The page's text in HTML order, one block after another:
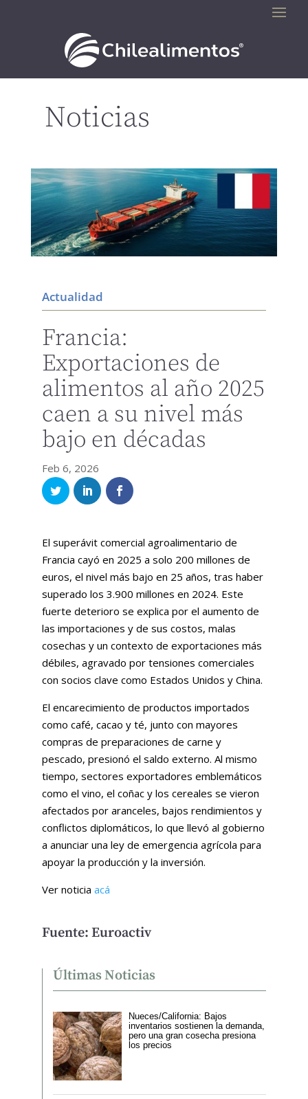
Noticias
Actualidad
Francia:
Exportaciones de
alimentos al año 2025
caen a su nivel más
bajo en décadas
Feb 6, 2026
El superávit comercial agroalimentario de
Francia cayó en 2025 a solo 200 millones de
euros, el nivel más bajo en 25 años, tras haber
superado los 3.900 millones en 2024. Este
fuerte deterioro se explica por el aumento de
las importaciones y de sus costos, malas
cosechas y un contexto de exportaciones más
débiles, agravado por tensiones comerciales
con socios clave como Estados Unidos y China.
El encarecimiento de productos importados
como café, cacao y té, junto con mayores
compras de preparaciones de carne y
pescado, presionó el saldo externo. Al mismo
tiempo, sectores exportadores emblemáticos
como el vino, el coñac y los cereales se vieron
afectados por aranceles, bajos rendimientos y
conflictos diplomáticos, lo que llevó al gobierno
a anunciar una ley de emergencia agrícola para
apoyar la producción y la inversión.
Ver noticia acá
Fuente: Euroactiv
Últimas Noticias
Nueces/California: Bajos
inventarios sostienen la demanda,
pero una gran cosecha presiona
los precios